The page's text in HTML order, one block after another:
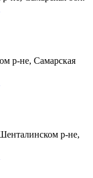
р-не, Самарская
р-не,